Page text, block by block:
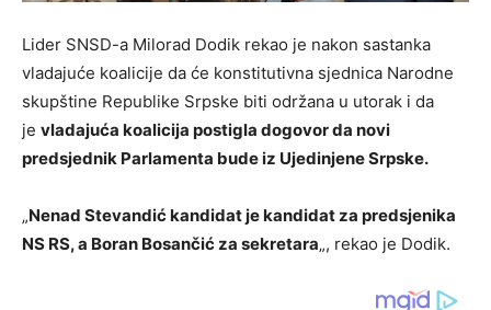
Lider SNSD-a Milorad Dodik rekao je nakon sastanka
vladajuće koalicije da će konstitutivna sjednica Narodne
skupštine Republike Srpske biti održana u utorak i da
je vladajuća koalicija postigla dogovor da novi
predsjednik Parlamenta bude iz Ujedinjene Srpske.
„Nenad Stevandić kandidat je kandidat za predsjenika
NS RS, a Boran Bosančić za sekretara„, rekao je Dodik.